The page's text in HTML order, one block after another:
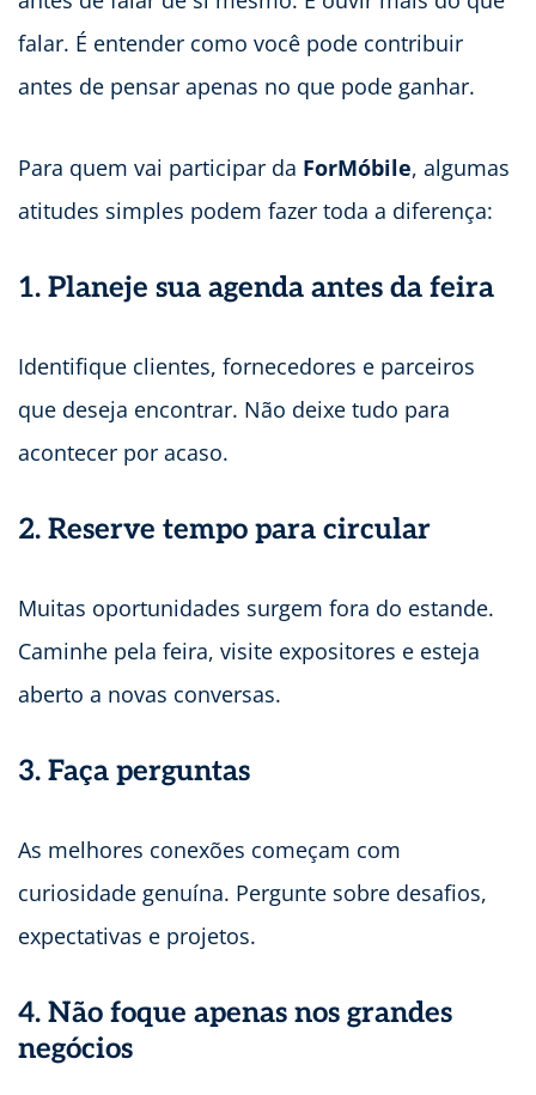
falar. É entender como você pode contribuir
antes de pensar apenas no que pode ganhar.
Para quem vai participar da ForMóbile, algumas
atitudes simples podem fazer toda a diferença:
1. Planeje sua agenda antes da feira
Identifique clientes, fornecedores e parceiros
que deseja encontrar. Não deixe tudo para
acontecer por acaso.
2. Reserve tempo para circular
Muitas oportunidades surgem fora do estande.
Caminhe pela feira, visite expositores e esteja
aberto a novas conversas.
3. Faça perguntas
As melhores conexões começam com
curiosidade genuína. Pergunte sobre desafios,
expectativas e projetos.
4. Não foque apenas nos grandes
negócios